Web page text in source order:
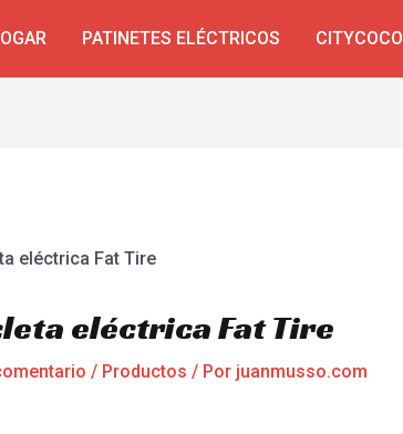
PATINETES ELÉCTRICOS CITYCOCO
eléctrica Fat Tire
/ Productos / Por juanmusso.com